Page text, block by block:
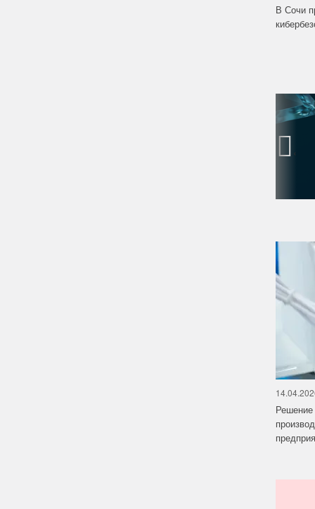
В Сочи
‹
Решение